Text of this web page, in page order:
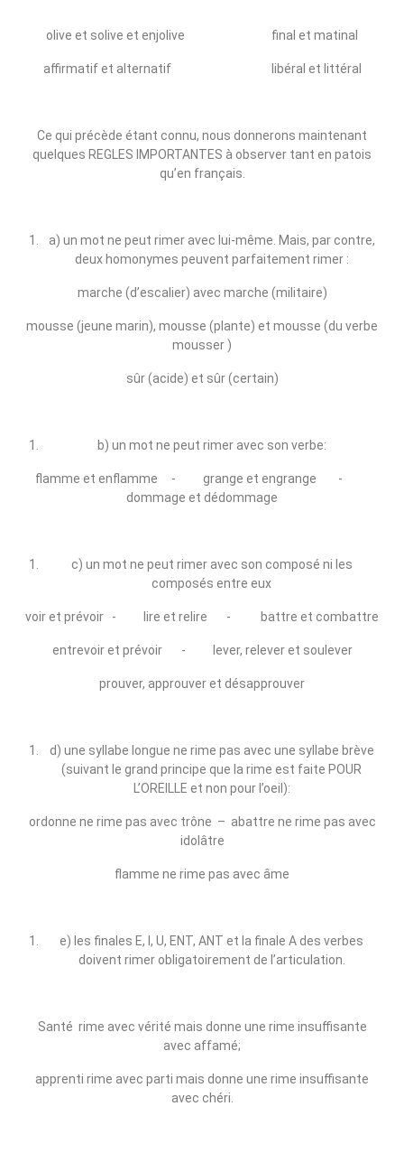
olive et solive et enjolive final et matinal
affirmatif et alternatif libéral et littéral
Ce qui précède étant connu, nous donnerons maintenant
quelques REGLES IMPORTANTES à observer tant en patois
qu’en français.
a) un mot ne peut rimer avec lui‑même. Mais, par contre,
deux homonymes peuvent parfaitement rimer :
marche (d’escalier) avec marche (militaire)
mousse (jeune marin), mousse (plante) et mousse (du verbe
mousser )
sûr (acide) et sûr (certain)
b) un mot ne peut rimer avec son verbe:
flamme et enflamme ‑ grange et engrange ‑
dommage et dédommage
c) un mot ne peut rimer avec son composé ni les
composés entre eux
voir et prévoir ‑ lire et relire ‑ battre et combattre
entrevoir et prévoir ‑ lever, relever et soulever
prouver, approuver et désapprouver
d) une syllabe longue ne rime pas avec une syllabe brève
(suivant le grand principe que la rime est faite POUR
L’OREILLE et non pour l’oeil):
ordonne ne rime pas avec trône – abattre ne rime pas avec
idolâtre
flamme ne rime pas avec âme
e) les finales E, I, U, ENT, ANT et la finale A des verbes
doivent rimer obligatoirement de l’articulation.
Santé rime avec vérité mais donne une rime insuffisante
avec affamé;
apprenti rime avec parti mais donne une rime insuffisante
avec chéri.